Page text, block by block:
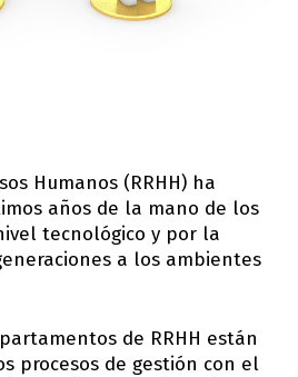
Humanos (RRHH) ha
años de la mano de los
tecnológico y por la
a los ambientes
de RRHH están
procesos de gestión con el